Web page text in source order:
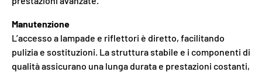
Manutenzione
L’accesso a lampade e riflettori è diretto, facilitando
pulizia e sostituzioni. La struttura stabile e i componenti di
qualità assicurano una lunga durata e prestazioni costanti,